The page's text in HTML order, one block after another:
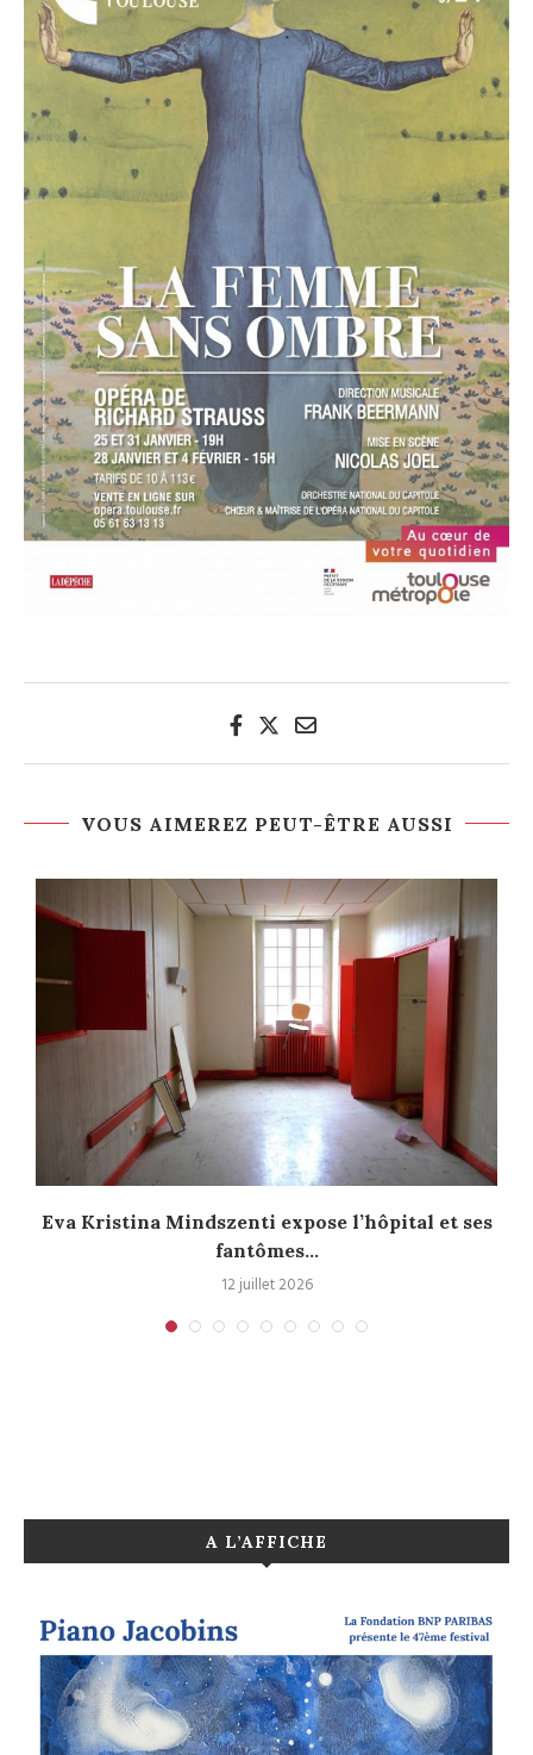
VOUS AIMEREZ PEUT-ÊTRE AUSSI
Eva Kristina Mindszenti expose l’hôpital et ses
fantômes...
12 juillet 2026
A L’AFFICHE